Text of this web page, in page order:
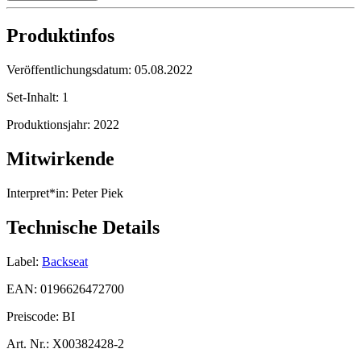
Produktinfos
Veröffentlichungsdatum: 05.08.2022
Set-Inhalt: 1
Produktionsjahr: 2022
Mitwirkende
Interpret*in: Peter Piek
Technische Details
Label: Backseat
EAN: 0196626472700
Preiscode: BI
Art. Nr.: X00382428-2